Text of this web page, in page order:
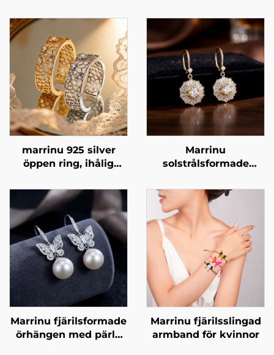
marrinu 925 silver
öppen ring, ihålig
ring, exklusiv
högklassig
anpassningsbar ring,
BXRAG001
Marrinu
solstrålsformade
zirkonia
Marrinu fjärilsformade
örhängen med pärla
Marrinu fjärilsslingad
armband för kvinnor